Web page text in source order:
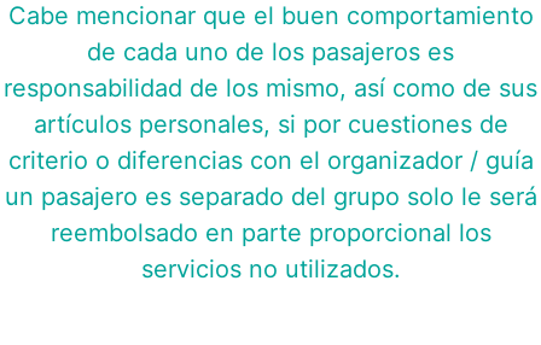
Cabe mencionar que el buen comportamiento
de cada uno de los pasajeros es
responsabilidad de los mismo, así como de sus
artículos personales, si por cuestiones de
criterio o diferencias con el organizador / guía
un pasajero es separado del grupo solo le será
reembolsado en parte proporcional los
servicios no utilizados.